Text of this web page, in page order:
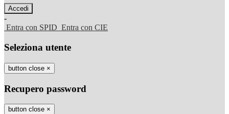
-
Entra con SPID Entra con CIE
Seleziona utente
button close ×
Recupero password
button close ×